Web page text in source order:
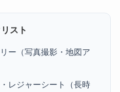
スト
ー（写真撮影・地図ア
レジャーシート（長時